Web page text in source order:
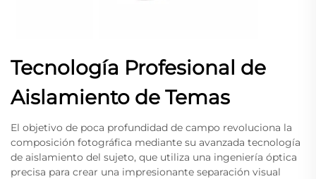
Tecnología Profesional de
Aislamiento de Temas
El objetivo de poca profundidad de campo revoluciona la
composición fotográfica mediante su avanzada tecnología
de aislamiento del sujeto, que utiliza una ingeniería óptica
precisa para crear una impresionante separación visual